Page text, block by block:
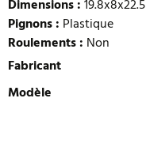
Dimensions :19.8x8x22.5
Pignons : Plastique
Roulements : Non
Fabricant
Modèle